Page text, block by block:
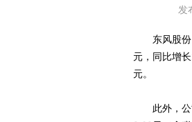
发
东风股份（
元，同比增
元。
此外，公司